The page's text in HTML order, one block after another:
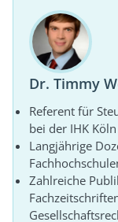
Dr. Timmy
Referent für
bei der IHK Köln
Langjährige
Zahlreiche